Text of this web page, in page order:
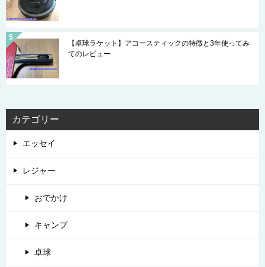
【卓球ラケット】アコースティックの特徴と3年使ってみ
てのレビュー
カテゴリー
エッセイ
レジャー
おでかけ
キャンプ
卓球